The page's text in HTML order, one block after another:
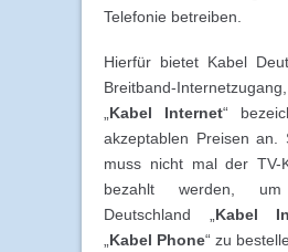
Telefonie betreiben.
Hierfür bietet Kabel
Breitband-
Kabel Internet“
akzeptablen Preisen an.
muss nicht mal der TV-
bezahlt werden,
Deutschland „ Kabel
Kabel Phone“ zu